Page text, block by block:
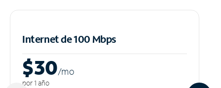
Internet de 100 Mbps
$30/mo
por 1 año